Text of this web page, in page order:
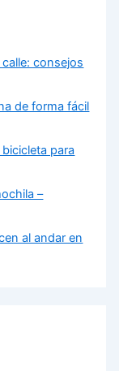
consejos
de forma fácil
para
–
al andar en